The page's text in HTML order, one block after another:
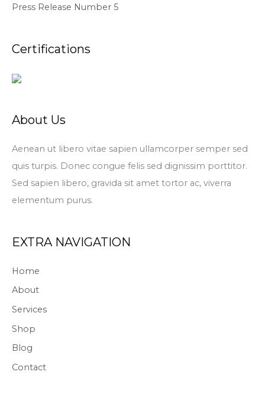
Press Release Number 5
Certifications
About Us
Aenean ut libero vitae sapien ullamcorper semper sed
quis turpis. Donec congue felis sed dignissim porttitor.
Sed sapien libero, gravida sit amet tortor ac, viverra
elementum purus.
EXTRA NAVIGATION
Home
About
Services
Shop
Blog
Contact